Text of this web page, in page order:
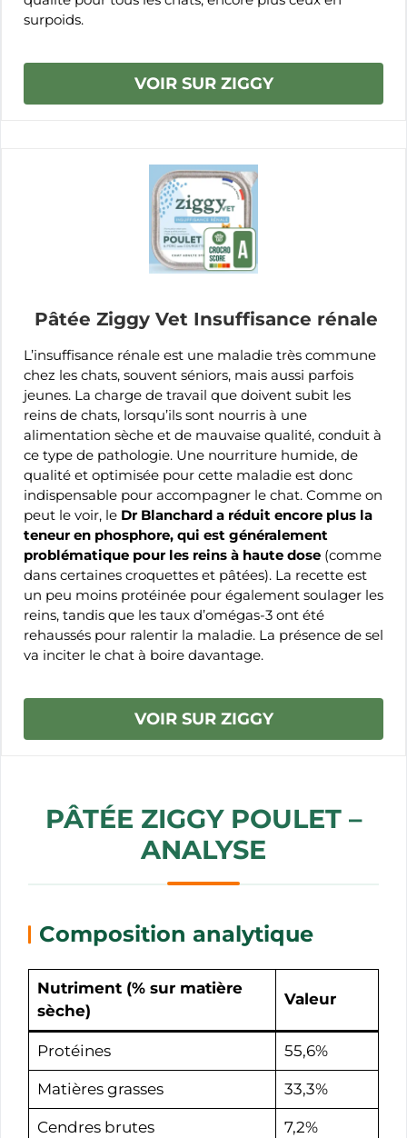
surpoids.
VOIR SUR ZIGGY
Pâtée Ziggy Vet Insuffisance rénale
L’insuffisance rénale est une maladie très commune
chez les chats, souvent séniors, mais aussi parfois
jeunes. La charge de travail que doivent subit les
reins de chats, lorsqu’ils sont nourris à une
alimentation sèche et de mauvaise qualité, conduit à
ce type de pathologie. Une nourriture humide, de
qualité et optimisée pour cette maladie est donc
indispensable pour accompagner le chat. Comme on
peut le voir, le Dr Blanchard a réduit encore plus la
teneur en phosphore, qui est généralement
problématique pour les reins à haute dose (comme
dans certaines croquettes et pâtées). La recette est
un peu moins protéinée pour également soulager les
reins, tandis que les taux d’omégas-3 ont été
rehaussés pour ralentir la maladie. La présence de sel
va inciter le chat à boire davantage.
VOIR SUR ZIGGY
PÂTÉE ZIGGY POULET –
ANALYSE
Composition analytique
Nutriment (% sur matière
sèche)
Valeur
Protéines 55,6%
Matières grasses 33,3%
Cendres brutes 7,2%